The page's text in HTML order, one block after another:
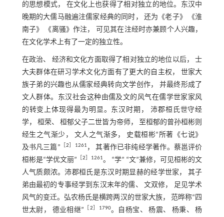
的思想模式， 在文化上也获得了相对独立的地位。东汉中
晚期的大儒马融遍注儒家经典的同时， 还为《老子》 《淮
南子》 《离骚》作注， 可见其在注经时亦兼顾个人兴趣，
在文化学术上有了一定的独立性。
在政治、 经济和文化方面取得了相对独立的地位以后， 士
大夫群体在研习学术文化方面有了更大的自主权， 世家大
族子弟的兴趣也从儒家经典转向文学创作， 并最终形成了
文人群体。东汉社会这种由儒及文的风气在儒学世家家风
的转变上体现得最为明显。东汉时期， 沛郡桓氏世守经
学， 桓荣、 桓郁父子二世皆为帝师， 至桓郁的曾孙桓彬则
经生之气渐少， 文人之气渐多， 史载桓彬“所著《七说》
及书凡三篇” ［2 ］1261 ， 其著作已非纯经学著作。蔡邕评价
桓彬是“学优文丽”
2 ］1261。 “学” “文”兼修，可见桓彬的文
人气质颇浓。沛郡桓氏是东汉时期显赫的经学世家， 其子
弟由最初的专事经学到东汉末年的儒、 文双修， 足见学术
风气的变迁。弘农杨氏是横跨两汉的世家大族， 范晔称“四
世太尉， 德业相继”
2 ］1790。自杨宝、 杨震、 杨秉、 杨